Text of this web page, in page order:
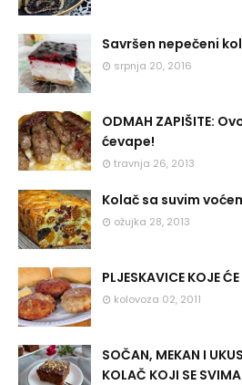
Savršen nepečeni
srpnja 20, 2016
ODMAH ZAPIŠITE:
ćevape!
travnja 26, 2013
Kolač sa suvim
ožujka 28, 2013
PLJESKAVICE KOJE
kolovoza 02, 2011
SOČAN, MEKAN I
KOLAČ KOJI SE